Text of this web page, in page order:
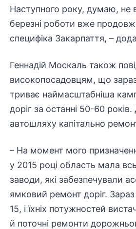
Наступного року, думаю, не в
березні роботи вже
специфіка Закарпаття, –
Геннадій Москаль також
високопосадовцям, що
триває наймасштабніша
доріг за останні 50-60 років.
автошляху капітально
– На момент мого
у 2015 році область мала
заводи, які забезпечували
ямковий ремонт доріг. Зараз
15, і їхніх потужностей
й поточні ремонти